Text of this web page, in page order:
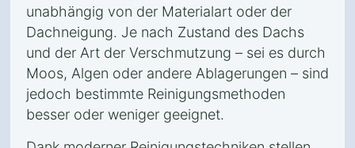
unabhängig von der Materialart oder der
Dachneigung. Je nach Zustand des Dachs
und der Art der Verschmutzung – sei es durch
Moos, Algen oder andere Ablagerungen – sind
jedoch bestimmte Reinigungsmethoden
besser oder weniger geeignet.